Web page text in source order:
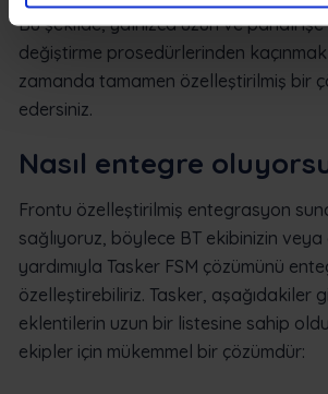
Bu şekilde, yalnızca uzun ve pahalı işe
değiştirme prosedürlerinden
zamanda tamamen özelleştirilmiş bir
edersiniz.
Nasıl entegre
Frontu özelleştirilmiş entegrasyon
sağlıyoruz, böylece BT ekibinizin veya
yardımıyla Tasker FSM çözümünü
özelleştirebiliriz. Tasker, aşağıdakiler
eklentilerin uzun bir listesine sahip
ekipler için mükemmel bir çözümdür: